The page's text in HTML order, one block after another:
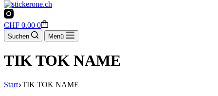
Warenkorb
CHF 0.00 0
Suchen Menü
TIK TOK NAME
Start TIK TOK NAME